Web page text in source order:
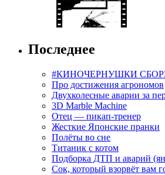
Последнее
#КИНОЧЕРНУШКИ
Про достижения агрономов
Двухколесные аварии за
3D Marble Machine
Отец — пикап-тренер
Жесткие Японские пранки
Полёты во сне
Титаник с котом
Подборка ДТП и аварий
Сок, который взорвёт вам